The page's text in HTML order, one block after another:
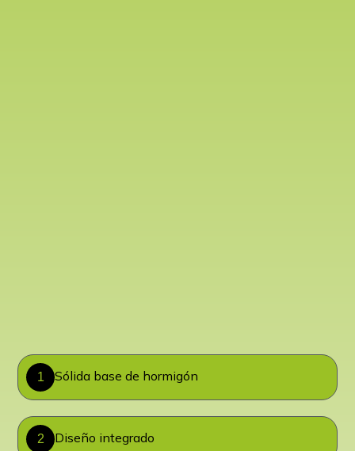
1 Sólida base de hormigón
2 Diseño integrado